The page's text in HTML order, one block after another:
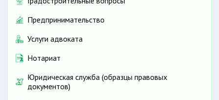
Предпринимательство
Услуги адвоката
Нотариат
Юридическая служба (образцы правовых
документов)